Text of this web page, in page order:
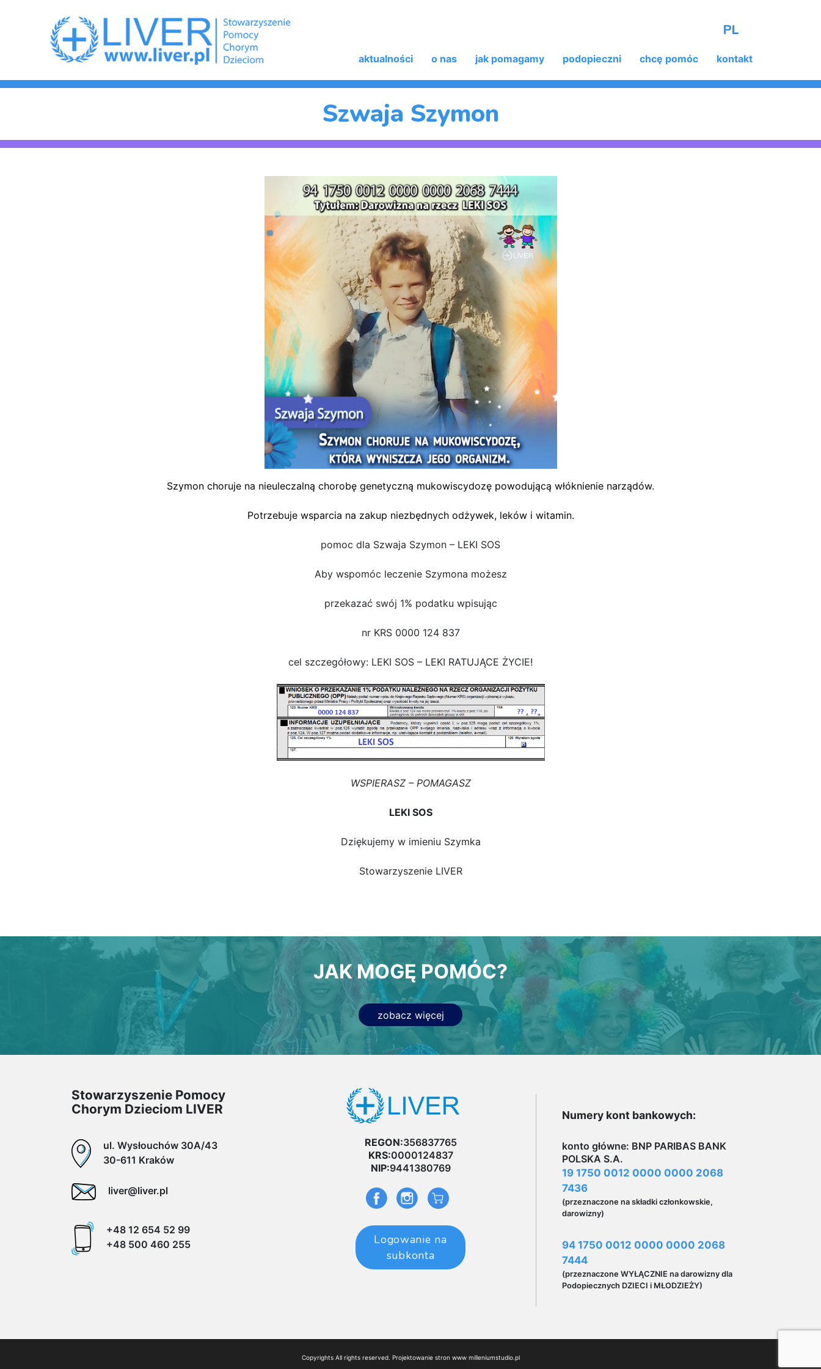
PL
aktualności o nas jak pomagamy podopieczni chcę pomóc kontakt
Szwaja Szymon
Szymon choruje na nieuleczalną chorobę genetyczną mukowiscydozę powodującą włóknienie narządów.
Potrzebuje wsparcia na zakup niezbędnych odżywek, leków i witamin.
pomoc dla Szwaja Szymon – LEKI SOS
Aby wspomóc leczenie Szymona możesz
przekazać swój 1% podatku wpisując
nr KRS 0000 124 837
cel szczegółowy: LEKI SOS – LEKI RATUJĄCE ŻYCIE!
WSPIERASZ – POMAGASZ
LEKI SOS
Dziękujemy w imieniu Szymka
Stowarzyszenie LIVER
JAK MOGĘ POMÓC?
zobacz więcej
Stowarzyszenie Pomocy
Chorym Dzieciom LIVER
ul. Wysłouchów 30A/43
30-611 Kraków
liver@liver.pl
+48 12 654 52 99
+48 500 460 255
REGON:356837765
KRS:0000124837
NIP:9441380769
Logowanie na
subkonta
Numery kont bankowych:
konto główne: BNP PARIBAS BANK
POLSKA S.A.
19 1750 0012 0000 0000 2068
7436
(przeznaczone na składki członkowskie,
darowizny)
94 1750 0012 0000 0000 2068
7444
(przeznaczone WYŁĄCZNIE na darowizny dla
Podopiecznych DZIECI i MŁODZIEŻY)
Copyrights All rights reserved. Projektowanie stron www milleniumstudio.pl